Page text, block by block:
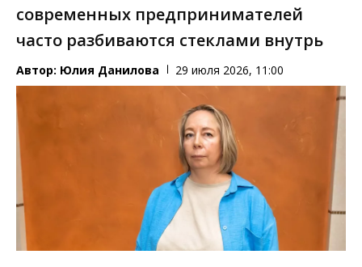
современных предпринимателей
часто разбиваются стеклами внутрь
Автор: Юлия Данилова 29 июля 2026, 11:00